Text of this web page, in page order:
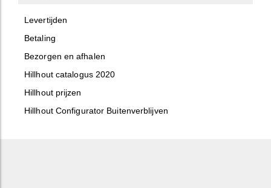
Levertijden
Betaling
Bezorgen en afhalen
Hillhout catalogus 2020
Hillhout prijzen
Hillhout Configurator Buitenverblijven